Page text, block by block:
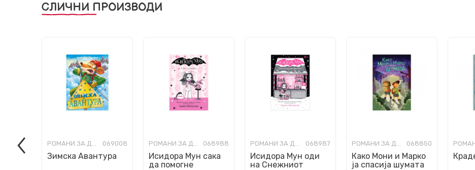
СЛИЧНИ ПРОИЗВОДИ
РОМАНИ ЗА ДЕЦА 069008
Зимска Авантура
РОМАНИ ЗА ДЕЦА 068988
Исидора Мун сака
да помогне
РОМАНИ ЗА ДЕЦА 068987
Исидора Мун oди
на Снежниот
РОМАНИ ЗА ДЕЦА 068850
Како Мони и Марко
ја спасија шумата